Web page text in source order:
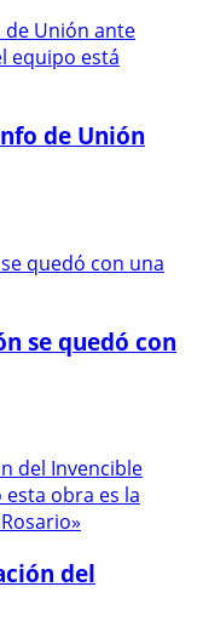
de Unión
se quedó con
del